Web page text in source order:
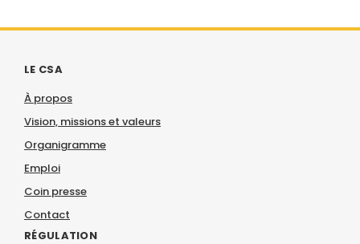
LE CSA
À propos
Vision, missions et valeurs
Organigramme
Emploi
Coin presse
Contact
RÉGULATION